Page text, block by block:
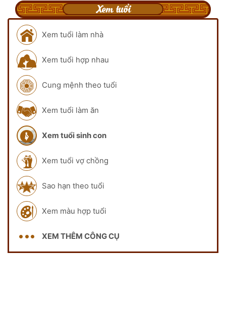
Xem tuổi
Xem tuổi làm nhà
Xem tuổi hợp nhau
Cung mệnh theo tuổi
Xem tuổi làm ăn
Xem tuổi sinh con
Xem tuổi vợ chồng
Sao hạn theo tuổi
Xem màu hợp tuổi
XEM THÊM CÔNG CỤ